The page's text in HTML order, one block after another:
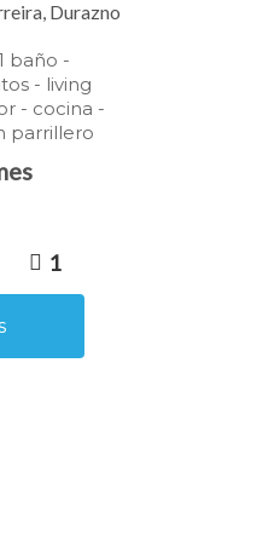
Durazno
baño -
- living
- cocina -
parrillero
1